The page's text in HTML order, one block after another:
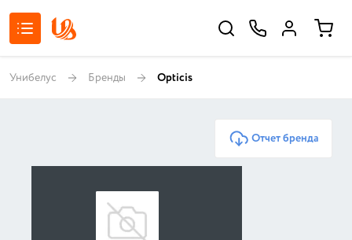
Унибелус Бренды Opticis
Отчет бренда